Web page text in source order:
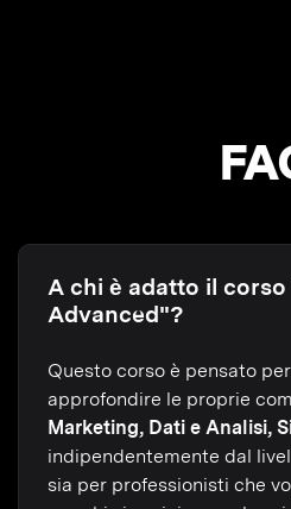
A chi è adatto il corso
Advanced"?
Questo corso è pensato
approfondire le proprie
Marketing, Dati e Analisi,
indipendentemente dal
sia per professionisti che